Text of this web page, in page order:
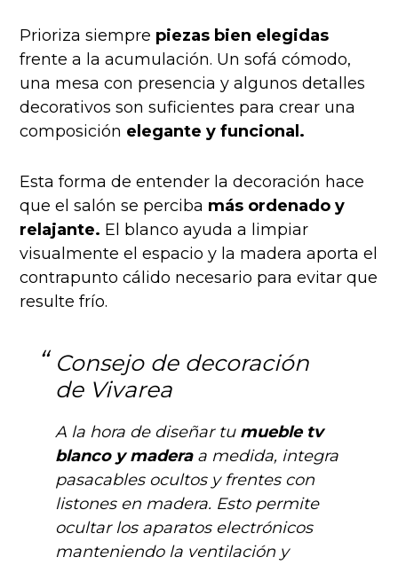
Prioriza siempre piezas bien elegidas
frente a la acumulación. Un sofá cómodo,
una mesa con presencia y algunos detalles
decorativos son suficientes para crear una
composición elegante y funcional.
Esta forma de entender la decoración hace
que el salón se perciba más ordenado y
relajante. El blanco ayuda a limpiar
visualmente el espacio y la madera aporta el
contrapunto cálido necesario para evitar que
resulte frío.
Consejo de decoración
de Vivarea
A la hora de diseñar tu mueble tv
blanco y maderaa medida, integra
pasacables ocultos y frentes con
listones en madera. Esto permite
ocultar los aparatos electrónicos
manteniendo la ventilación y